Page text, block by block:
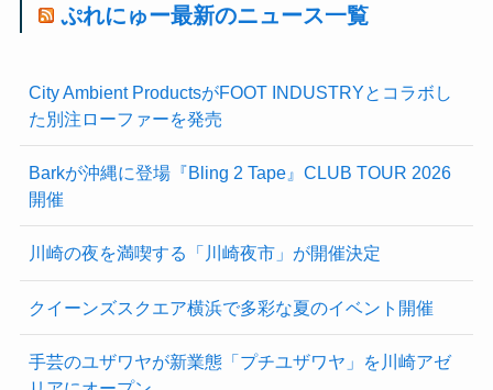
ぷれにゅー最新のニュース一覧
City Ambient ProductsがFOOT INDUSTRYとコラボし
た別注ローファーを発売
Barkが沖縄に登場『Bling 2 Tape』CLUB TOUR 2026
開催
川崎の夜を満喫する「川崎夜市」が開催決定
クイーンズスクエア横浜で多彩な夏のイベント開催
手芸のユザワヤが新業態「プチユザワヤ」を川崎アゼ